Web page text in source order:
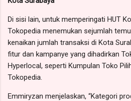
Di sisi lain, untuk memperingati HUT
Tokopedia menemukan sejumlah
kenaikan jumlah transaksi di Kota
fitur dan kampanye yang dihadirkan
Hyperlocal, seperti Kumpulan Toko
Tokopedia.
Emmiryzan menjelaskan, “Kategori